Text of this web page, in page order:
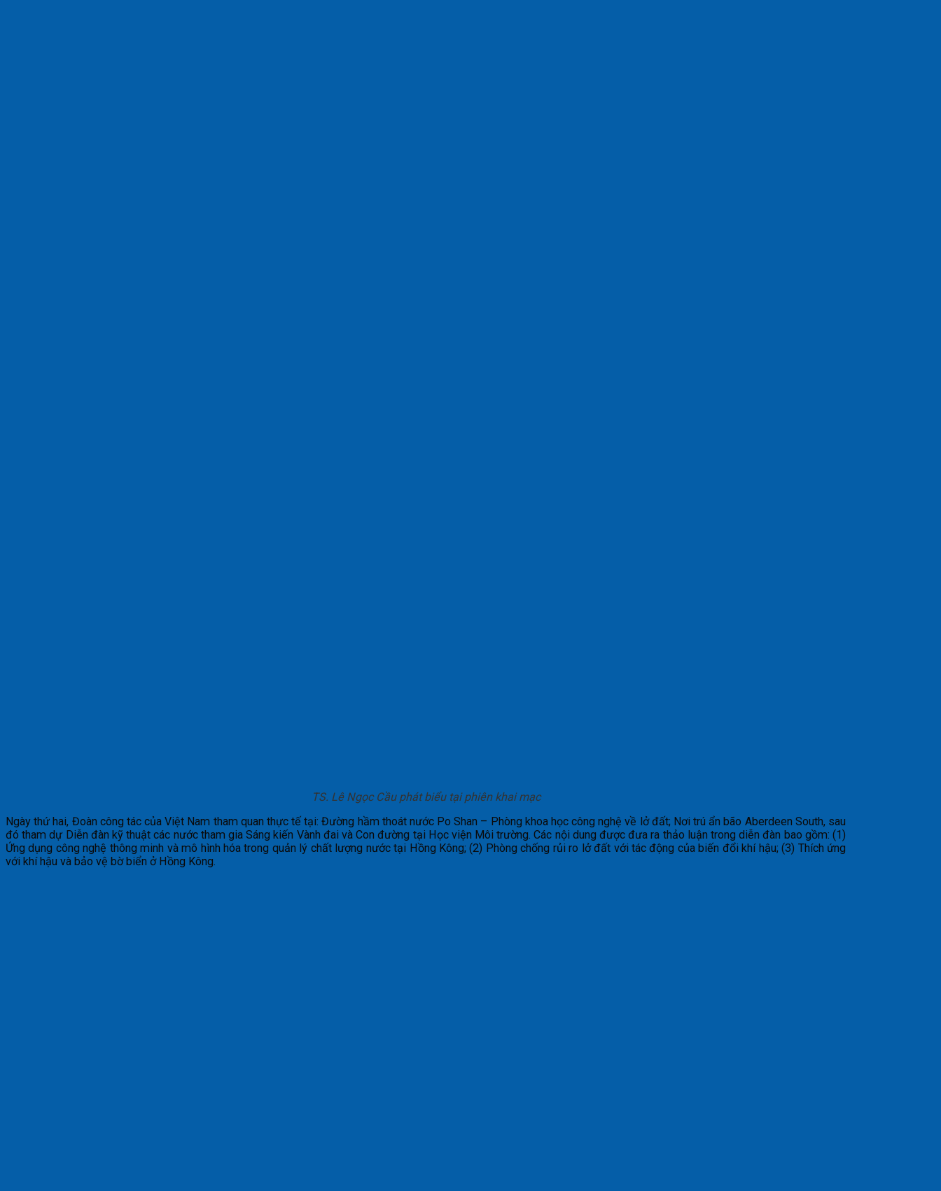
TS. Lê Ngọc Cầu phát biểu tại phiên khai mạc
Ngày thứ hai, Đoàn công tác của Việt Nam tham quan thực tế tại: Đường hầm thoát nước Po Shan – Phòng khoa học công nghệ về lở đất; Nơi trú ẩn bão Aberdeen South, sau
đó tham dự Diễn đàn kỹ thuật các nước tham gia Sáng kiến Vành đai và Con đường tại Học viện Môi trường. Các nội dung được đưa ra thảo luận trong diễn đàn bao gồm: (1)
Ứng dụng công nghệ thông minh và mô hình hóa trong quản lý chất lượng nước tại Hồng Kông; (2) Phòng chống rủi ro lở đất với tác động của biến đổi khí hậu; (3) Thích ứng
với khí hậu và bảo vệ bờ biển ở Hồng Kông.